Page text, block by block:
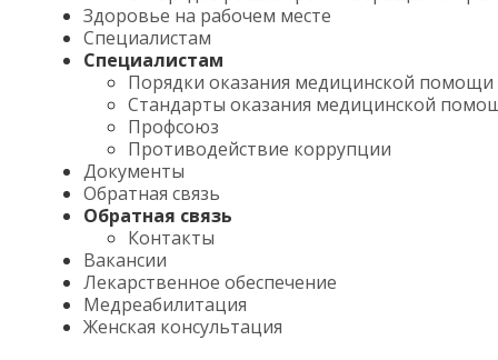
Здоровье на рабочем месте
Специалистам
Специалистам
Порядки оказания медицинской помощи
Стандарты оказания медицинской
Профсоюз
Противодействие коррупции
Документы
Обратная связь
Обратная связь
Контакты
Вакансии
Лекарственное обеспечение
Медреабилитация
Женская консультация